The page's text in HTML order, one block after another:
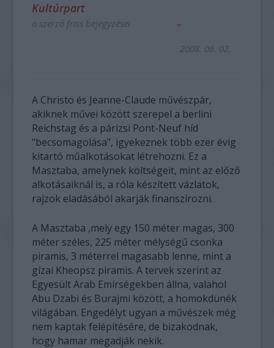
Kultúrpart
a szerző friss bejegyzései
2008. 06. 02.
A Christo és Jeanne-Claude művészpár,
akiknek művei között szerepel a berlini
Reichstag és a párizsi Pont-Neuf híd
"becsomagolása", igyekeznek több ezer évig
kitartó műalkotásokat létrehozni. Ez a
Masztaba, amelynek költségeit, mint az előző
alkotásaiknál is, a róla készített vázlatok,
rajzok eladásából akarják finanszírozni.
A Masztaba ,mely egy 150 méter magas, 300
méter széles, 225 méter mélységű csonka
piramis, 3 méterrel magasabb lenne, mint a
gízai Kheopsz piramis. A tervek szerint az
Egyesült Arab Emírségekben állna, valahol
Abu Dzabi és Burajmi között, a homokdünék
világában. Engedélyt ugyan a művészek még
nem kaptak felépítésére, de bizakodnak,
hogy hamar megadják nekik.